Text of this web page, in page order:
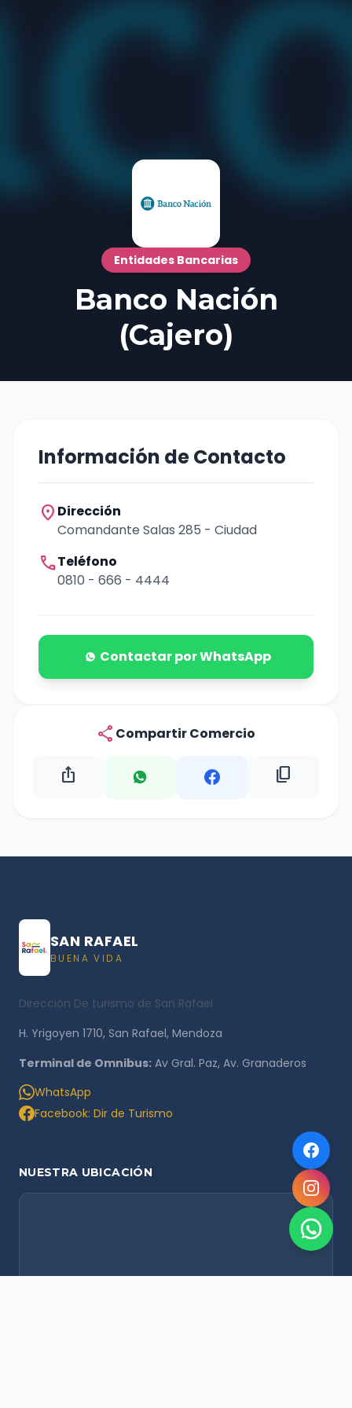
Entidades Bancarias
Banco Nación
(Cajero)
Información de Contacto
location_on Dirección
Comandante Salas 285 - Ciudad
callTeléfono
0810 - 666 - 4444
Contactar por WhatsApp
share Compartir Comercio
ios_share content_copy
SAN RAFAEL
BUENA VIDA
Dirección De turismo de San Rafael
H. Yrigoyen 1710, San Rafael, Mendoza
Terminal de Omnibus: Av Gral. Paz, Av. Granaderos
WhatsApp
Facebook: Dir de Turismo
NUESTRA UBICACIÓN